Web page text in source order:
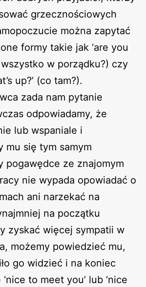
grzecznościowych
można zapytać
formy takie jak ‘are you
wszystko w porządku?) czy
up?’ (co tam?).
zada nam pytanie
odpowiadamy, że
lub wspaniale i
mu się tym samym
pogawędce ze znajomym
nie wypada opowiadać o
ani narzekać na
na początku
zyskać więcej sympatii w
możemy powiedzieć mu,
go widzieć i na koniec
to meet you’ lub ‘nice